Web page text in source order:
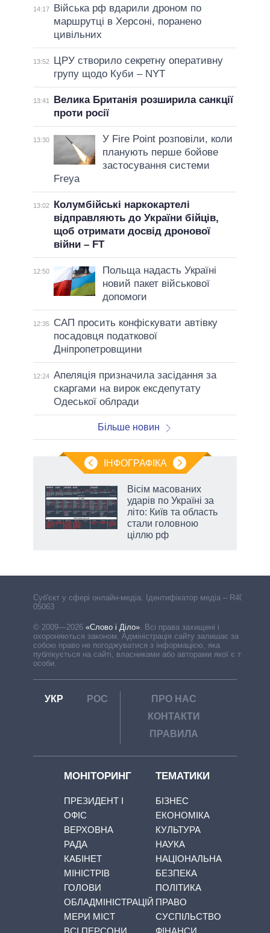
14:17
Війська рф вдарили дроном по
маршрутці в Херсоні, поранено
цивільних
13:52
ЦРУ створило секретну оперативну
групу щодо Куби – NYT
13:41
Велика Британія розширила санкції
проти росії
13:30
У Fire Point розповіли, коли
планують перше бойове
застосування системи
Freya
13:02
Колумбійські наркокартелі
відправляють до України бійців,
щоб отримати досвід дронової
війни – FT
12:50
Польща надасть Україні
новий пакет військової
допомоги
12:35
САП просить конфіскувати автівку
посадовця податкової
Дніпропетровщини
12:24 Апеляція призначила засідання за
скаргами на вирок ексдепутату
Одеської облради
Більше новин
ІНФОГРАФІКА
Вісім масованих
ударів по Україні за
літо: Київ та область
стали головною
ціллю рф
Cуб'єкт у сфері онлайн-медіа. Ідентифікатор медіа – R40-
05063
© 2009—2026 «Слово і Діло»
Всі права захищені і
охороняються законом. Адміністрація сайту залишає за
собою право не погоджуватися з інформацією, яка
публікується на сайті, власниками або авторами якої є треті
особи.
УКР РОС
ПРО НАС
КОНТАКТИ
ПРАВИЛА
МОНІТОРИНГ
ПРЕЗИДЕНТ І
ОФІС
ВЕРХОВНА
РАДА
КАБІНЕТ
МІНІСТРІВ
ГОЛОВИ
ОБЛАДМІНІСТРАЦІЙ
МЕРИ МІСТ
ВСІ ПЕРСОНИ
ТЕМАТИКИ
БІЗНЕС
ЕКОНОМІКА
КУЛЬТУРА
НАУКА
НАЦІОНАЛЬНА
БЕЗПЕКА
ПОЛІТИКА
ПРАВО
СУСПІЛЬСТВО
ФІНАНСИ